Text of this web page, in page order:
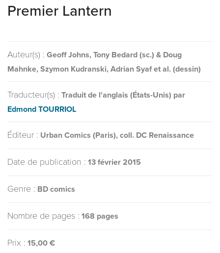
Premier Lantern
Auteur(s) : Geoff Johns, Tony Bedard (sc.) & Doug
Mahnke, Szymon Kudranski, Adrian Syaf et al. (dessin)
Traducteur(s) : Traduit de l'anglais (États-Unis) par
Edmond TOURRIOL
Éditeur : Urban Comics (Paris), coll. DC Renaissance
Date de publication : 13 février 2015
Genre : BD comics
Nombre de pages : 168 pages
Prix : 15,00 €